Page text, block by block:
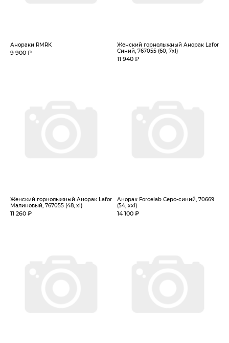
Анораки RMRK
9 900 ₽
Женский горнолыжный Анорак Lafor
Синий, 767055 (60, 7xl)
11 940 ₽
Женский горнолыжный Анорак Lafor
Малиновый, 767055 (48, xl)
11 260 ₽
Анорак Forcelab Серо-синий, 70669
(54, xxl)
14 100 ₽